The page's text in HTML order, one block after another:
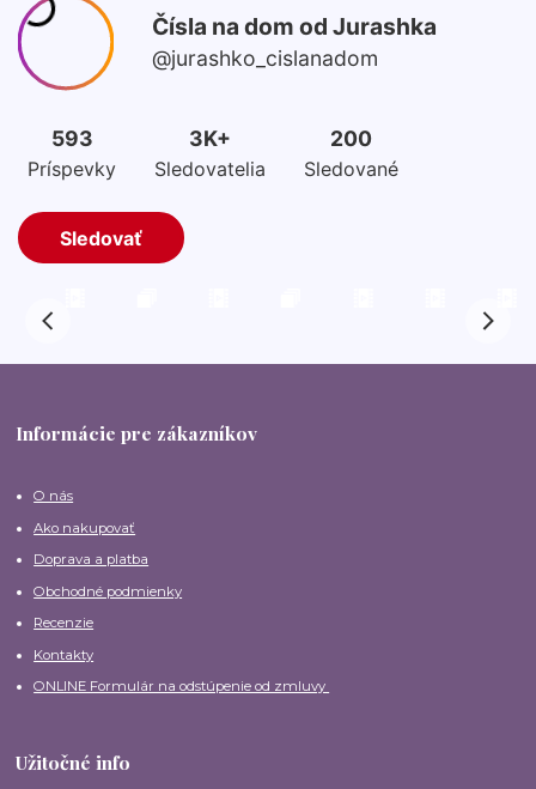
Informácie pre zákazníkov
O nás
Ako nakupovať
Doprava a platba
Obchodné podmienky
Recenzie
Kontakty
ONLINE Formulár na odstúpenie od zmluvy
Užitočné info